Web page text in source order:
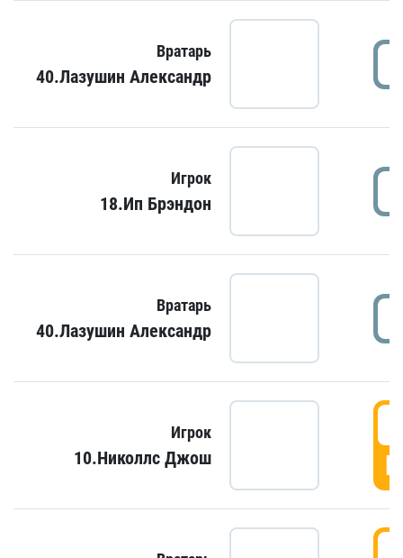
Вратарь
40.Лазушин Александр
Игрок
18.Ип Брэндон
Вратарь
40.Лазушин Александр
Игрок
10.Николлс Джош